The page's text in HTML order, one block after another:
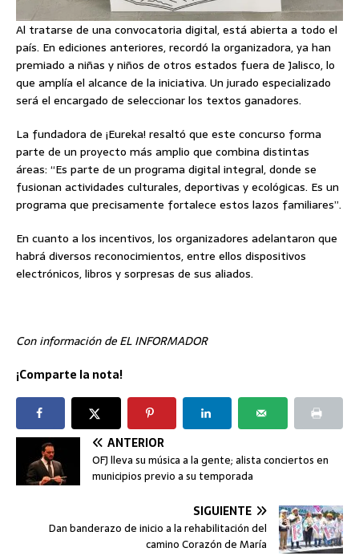
Al tratarse de una convocatoria digital, está abierta a todo el
país. En ediciones anteriores, recordó la organizadora, ya han
premiado a niñas y niños de otros estados fuera de Jalisco, lo
que amplía el alcance de la iniciativa. Un jurado especializado
será el encargado de seleccionar los textos ganadores.
La fundadora de ¡Eureka! resaltó que este concurso forma
parte de un proyecto más amplio que combina distintas
áreas: “Es parte de un programa digital integral, donde se
fusionan actividades culturales, deportivas y ecológicas. Es un
programa que precisamente fortalece estos lazos familiares”.
En cuanto a los incentivos, los organizadores adelantaron que
habrá diversos reconocimientos, entre ellos dispositivos
electrónicos, libros y sorpresas de sus aliados.
Con información de EL INFORMADOR
¡Comparte la nota!
ANTERIOR
OFJ lleva su música a la gente; alista conciertos en
municipios previo a su temporada
SIGUIENTE
Dan banderazo de inicio a la rehabilitación del
camino Corazón de María